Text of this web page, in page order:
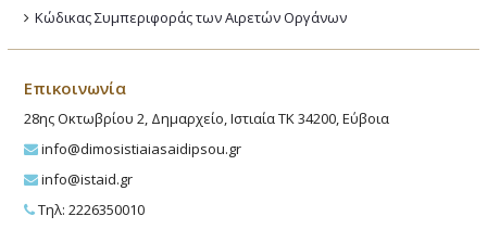
Κώδικας Συμπεριφοράς των Αιρετών Οργάνων
Επικοινωνία
28ης Οκτωβρίου 2, Δημαρχείο, Ιστιαία ΤΚ 34200, Εύβοια
info@dimosistiaiasaidipsou.gr
info@istaid.gr
Τηλ: 2226350010